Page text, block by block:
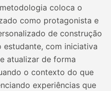
coloca o
como protagonista e
de construção
com iniciativa
atualizar de forma
o contexto do que
experiências que